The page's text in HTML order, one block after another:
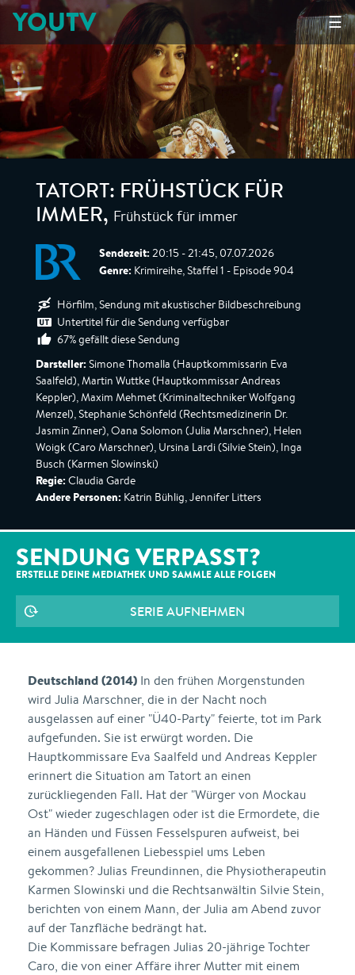
☰
YOUTV
TATORT: FRÜHSTÜCK FÜR
IMMER, Frühstück für immer
Sendezeit: 20:15 - 21:45, 07.07.2026
Genre: Krimireihe, Staffel 1 - Episode 904
Hörfilm, Sendung mit akustischer Bildbeschreibung
Untertitel für die Sendung verfügbar
67% gefällt diese Sendung
Darsteller: Simone Thomalla (Hauptkommissarin Eva
Saalfeld), Martin Wuttke (Hauptkommissar Andreas
Keppler), Maxim Mehmet (Kriminaltechniker Wolfgang
Menzel), Stephanie Schönfeld (Rechtsmedizinerin Dr.
Jasmin Zinner), Oana Solomon (Julia Marschner), Helen
Woigk (Caro Marschner), Ursina Lardi (Silvie Stein), Inga
Busch (Karmen Slowinski)
Regie: Claudia Garde
Andere Personen: Katrin Bühlig, Jennifer Litters
SENDUNG VERPASST?
ERSTELLE DEINE MEDIATHEK UND SAMMLE ALLE FOLGEN
SERIE AUFNEHMEN
Deutschland (2014) In den frühen Morgenstunden
wird Julia Marschner, die in der Nacht noch
ausgelassen auf einer "Ü40-Party" feierte, tot im Park
aufgefunden. Sie ist erwürgt worden. Die
Hauptkommissare Eva Saalfeld und Andreas Keppler
erinnert die Situation am Tatort an einen
zurückliegenden Fall. Hat der "Würger von Mockau
Ost" wieder zugeschlagen oder ist die Ermordete, die
an Händen und Füssen Fesselspuren aufweist, bei
einem ausgefallenen Liebesspiel ums Leben
gekommen? Julias Freundinnen, die Physiotherapeutin
Karmen Slowinski und die Rechtsanwältin Silvie Stein,
berichten von einem Mann, der Julia am Abend zuvor
auf der Tanzfläche bedrängt hat.
Die Kommissare befragen Julias 20-jährige Tochter
Caro, die von einer Affäre ihrer Mutter mit einem